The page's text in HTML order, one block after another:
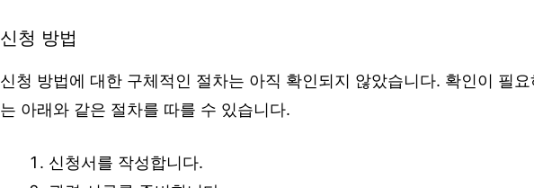
신청 방법
신청 방법에 대한 구체적인 절차는 아직 확인되지 않았습니다. 확인이 필
는 아래와 같은 절차를 따를 수 있습니다.
신청서를 작성합니다.